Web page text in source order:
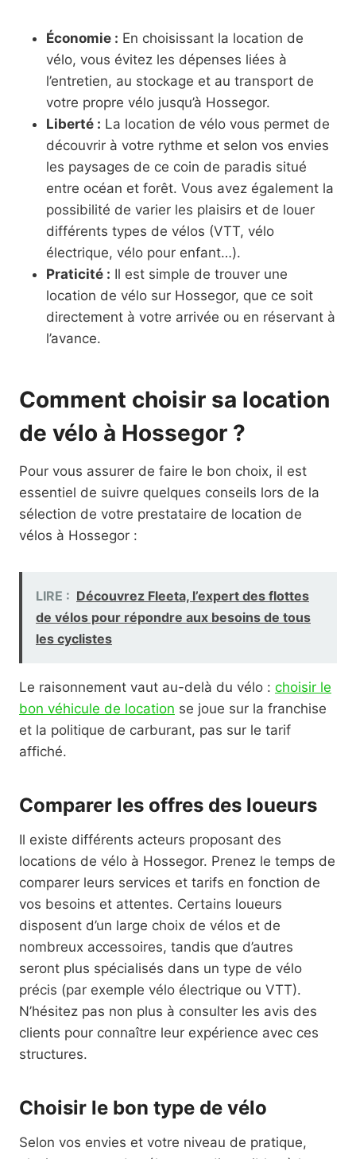
Économie : En choisissant la location de
vélo, vous évitez les dépenses liées à
l’entretien, au stockage et au transport de
votre propre vélo jusqu’à Hossegor.
Liberté : La location de vélo vous permet de
découvrir à votre rythme et selon vos envies
les paysages de ce coin de paradis situé
entre océan et forêt. Vous avez également la
possibilité de varier les plaisirs et de louer
différents types de vélos (VTT, vélo
électrique, vélo pour enfant…).
Praticité : Il est simple de trouver une
location de vélo sur Hossegor, que ce soit
directement à votre arrivée ou en réservant à
l’avance.
Comment choisir sa location
de vélo à Hossegor ?
Pour vous assurer de faire le bon choix, il est
essentiel de suivre quelques conseils lors de la
sélection de votre prestataire de location de
vélos à Hossegor :
LIRE : Découvrez Fleeta, l’expert des flottes
de vélos pour répondre aux besoins de tous
les cyclistes
Le raisonnement vaut au-delà du vélo : choisir le
bon véhicule de location se joue sur la franchise
et la politique de carburant, pas sur le tarif
affiché.
Comparer les offres des loueurs
Il existe différents acteurs proposant des
locations de vélo à Hossegor. Prenez le temps de
comparer leurs services et tarifs en fonction de
vos besoins et attentes. Certains loueurs
disposent d’un large choix de vélos et de
nombreux accessoires, tandis que d’autres
seront plus spécialisés dans un type de vélo
précis (par exemple vélo électrique ou VTT).
N’hésitez pas non plus à consulter les avis des
clients pour connaître leur expérience avec ces
structures.
Choisir le bon type de vélo
Selon vos envies et votre niveau de pratique,